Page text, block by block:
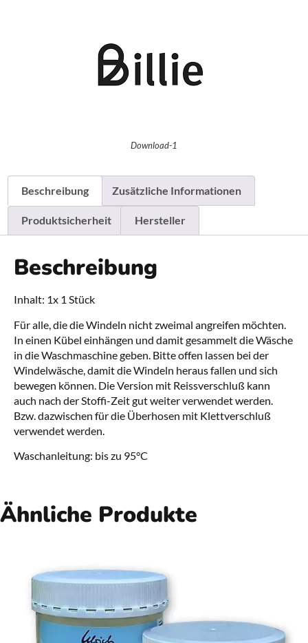
Download-1
Beschreibung Zusätzliche Informationen
Produktsicherheit Hersteller
Beschreibung
Inhalt: 1x 1 Stück
Für alle, die die Windeln nicht zweimal angreifen möchten.
In einen Kübel einhängen und damit gesammelt die Wäsche
in die Waschmaschine geben. Bitte offen lassen bei der
Windelwäsche, damit die Windeln heraus fallen und sich
bewegen können. Die Version mit Reissverschluß kann
auch nach der Stoffi-Zeit gut weiter verwendet werden.
Bzw. dazwischen für die Überhosen mit Klettverschluß
verwendet werden.
Waschanleitung: bis zu 95°C
Ähnliche Produkte